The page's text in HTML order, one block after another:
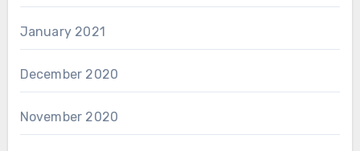
January 2021
December 2020
November 2020